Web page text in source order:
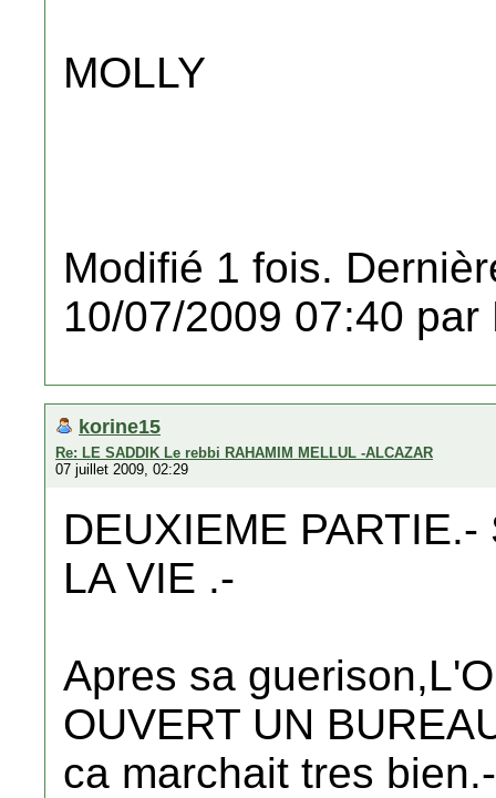
MOLLY
Modifié 1 fois.
10/07/2009 07:40 par
korine15
Re: LE SADDIK Le rebbi RAHAMIM MELLUL -ALCAZAR
07 juillet 2009, 02:29
DEUXIEME
LA VIE .-
Apres sa
OUVERT UN
ca marchait tres bien.-